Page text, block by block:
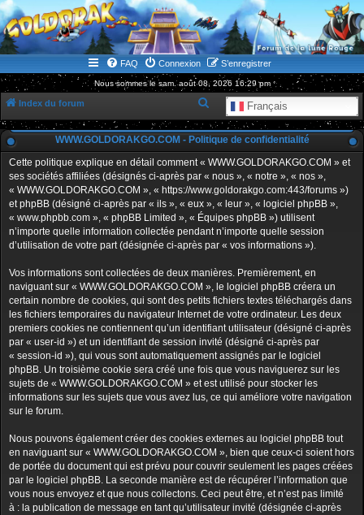
WWW.GOLDORAKGO.COM
le site de la Lune Rouge
FAQ Connexion S’enregistrer
Nous sommes le sam. août 08, 2026 16:29 pm
Index du forum Français
e
c
h
e
c
r
WWW.GOLDORAKGO.COM - Politique de confidentialité
Cette politique explique en détail comment « WWW.GOLDORAKGO.COM » et
ses sociétés affiliées (désignés ci-après par « nous », « notre », « nos »,
« WWW.GOLDORAKGO.COM », « https://www.goldorakgo.com:443/forums »)
et phpBB (désigné ci-après par « ils », « eux », « leur », « logiciel phpBB »,
« www.phpbb.com », « phpBB Limited », « Équipes phpBB ») utilisent
n’importe quelle information collectée pendant n’importe quelle session
d’utilisation de votre part (désignée ci-après par « vos informations »).
Vos informations sont collectées de deux manières. Premièrement, en
naviguant sur « WWW.GOLDORAKGO.COM », le logiciel phpBB créera un
certain nombre de cookies, qui sont des petits fichiers textes téléchargés dans
les fichiers temporaires du navigateur Internet de votre ordinateur. Les deux
premiers cookies ne contiennent qu’un identifiant utilisateur (désigné ci-après
par « user-id ») et un identifiant de session invité (désigné ci-après par
« session-id »), qui vous sont automatiquement assignés par le logiciel
phpBB. Un troisième cookie sera créé une fois que vous naviguerez sur les
sujets de « WWW.GOLDORAKGO.COM » et est utilisé pour stocker les
informations sur les sujets que vous avez lus, ce qui améliore votre navigation
sur le forum.
Nous pouvons également créer des cookies externes au logiciel phpBB tout
en naviguant sur « WWW.GOLDORAKGO.COM », bien que ceux-ci soient hors
de portée du document qui est prévu pour couvrir seulement les pages créées
par le logiciel phpBB. La seconde manière est de récupérer l’information que
vous nous envoyez et que nous collectons. Ceci peut être, et n’est pas limité
à : la publication de message en tant qu’utilisateur invité (désignée ci-après